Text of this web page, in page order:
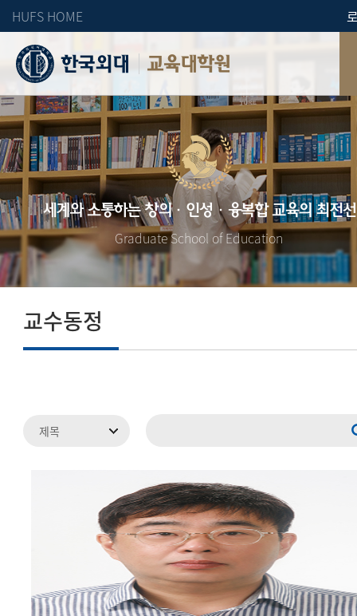
HUFS HOME
교육대학원
세계와 소통하는 창의·인성·융복합 교육의 최전선
Graduate School of Education
교수동정